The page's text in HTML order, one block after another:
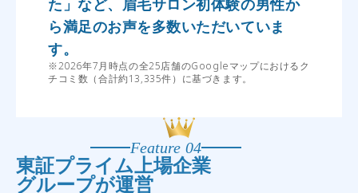
た」など、眉毛サロン初体験の男性か
ら満足のお声を多数いただいていま
す。
※2026年7月時点の全25店舗のGoogleマップにおけるク
チコミ数（合計約13,335件）に基づきます。
Feature 04
東証プライム上場企業
グループが運営